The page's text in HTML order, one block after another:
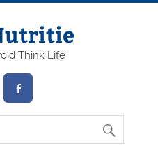
Think Life